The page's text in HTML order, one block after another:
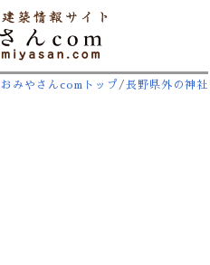
おみやさんcomトップ /長野県外の神社